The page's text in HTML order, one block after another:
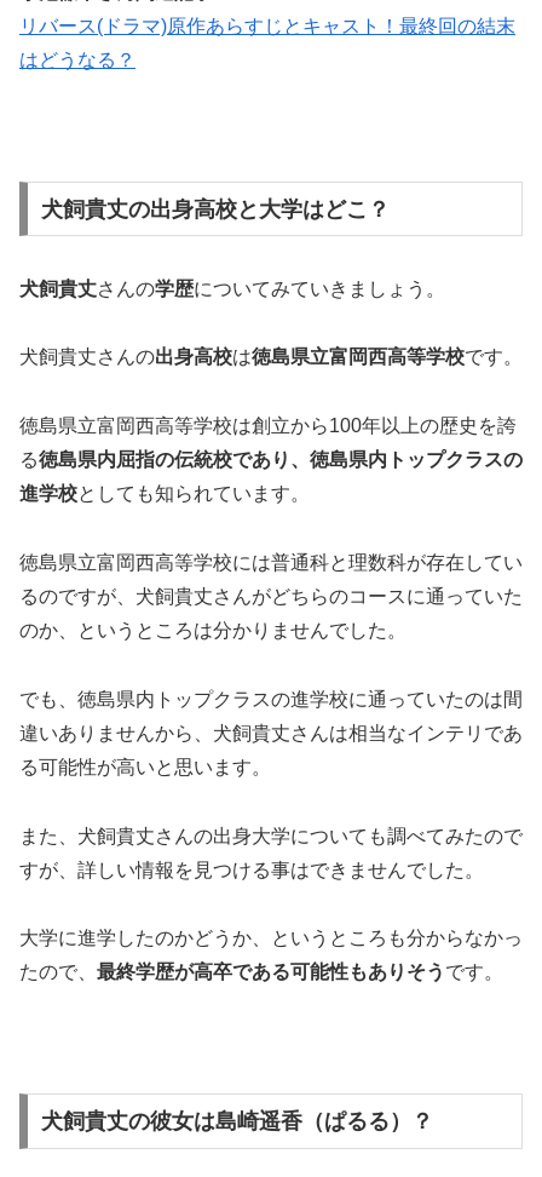
リバース(ドラマ)原作あらすじとキャスト！最終回の結末
はどうなる？
犬飼貴丈の出身高校と大学はどこ？
犬飼貴丈さんの学歴についてみていきましょう。
犬飼貴丈さんの出身高校は徳島県立富岡西高等学校です。
徳島県立富岡西高等学校は創立から100年以上の歴史を誇
る徳島県内屈指の伝統校であり、徳島県内トップクラスの
進学校としても知られています。
徳島県立富岡西高等学校には普通科と理数科が存在してい
るのですが、犬飼貴丈さんがどちらのコースに通っていた
のか、というところは分かりませんでした。
でも、徳島県内トップクラスの進学校に通っていたのは間
違いありませんから、犬飼貴丈さんは相当なインテリであ
る可能性が高いと思います。
また、犬飼貴丈さんの出身大学についても調べてみたので
すが、詳しい情報を見つける事はできませんでした。
大学に進学したのかどうか、というところも分からなかっ
たので、 最終学歴が高卒である可能性もありそう です。
犬飼貴丈の彼女は島崎遥香（ぱるる）？